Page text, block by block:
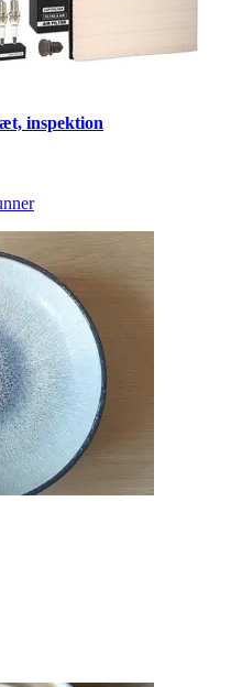
inspektion